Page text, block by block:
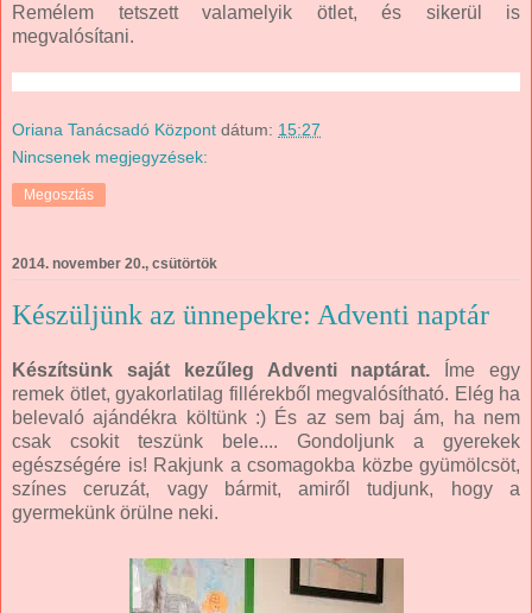
Remélem tetszett valamelyik ötlet, és sikerül is
megvalósítani.
Oriana Tanácsadó Központ dátum: 15:27
Nincsenek megjegyzések:
Megosztás
2014. november 20., csütörtök
Készüljünk az ünnepekre: Adventi naptár
Készítsünk saját kezűleg Adventi naptárat. Íme egy
remek ötlet, gyakorlatilag fillérekből megvalósítható. Elég ha
belevaló ajándékra költünk :) És az sem baj ám, ha nem
csak csokit teszünk bele.... Gondoljunk a gyerekek
egészségére is! Rakjunk a csomagokba közbe gyümölcsöt,
színes ceruzát, vagy bármit, amiről tudjunk, hogy a
gyermekünk örülne neki.